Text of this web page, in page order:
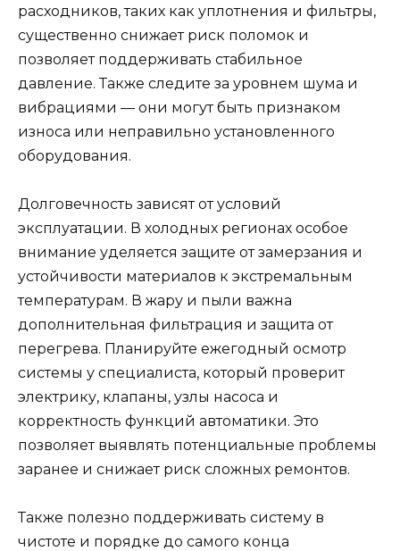
расходников, таких как уплотнения и фильтры,
существенно снижает риск поломок и
позволяет поддерживать стабильное
давление. Также следите за уровнем шума и
вибрациями — они могут быть признаком
износа или неправильно установленного
оборудования.
Долговечность зависят от условий
эксплуатации. В холодных регионах особое
внимание уделяется защите от замерзания и
устойчивости материалов к экстремальным
температурам. В жару и пыли важна
дополнительная фильтрация и защита от
перегрева. Планируйте ежегодный осмотр
системы у специалиста, который проверит
электрику, клапаны, узлы насоса и
корректность функций автоматики. Это
позволяет выявлять потенциальные проблемы
заранее и снижает риск сложных ремонтов.
Также полезно поддерживать систему в
чистоте и порядке до самого конца